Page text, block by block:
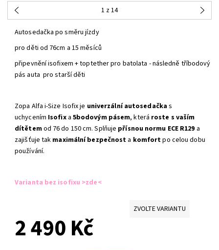
1 z 14
Autosedačka po směru jízdy
pro děti od 76cm a 15 měsíců
připevnění isofixem + toptether pro batolata - následně tříbodový
pás auta pro starší děti
Zopa Alfa i-Size Isofix je univerzální autosedačkas
uchycením Isofixa 5bodovým pásem, která roste s vaším
dítětemod 76 do 150 cm. Splňuje přísnou normu ECE R129 a
zajišťuje tak maximální bezpečnost a komfortpo celou dobu
používání.
Varianta bez isofixu >zde<
ZVOLTE VARIANTU
2 490 Kč